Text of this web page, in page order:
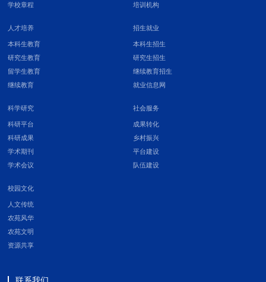
学校章程
培训机构
人才培养
本科生教育
研究生教育
留学生教育
继续教育
招生就业
本科生招生
研究生招生
继续教育招生
就业信息网
科学研究
科研平台
科研成果
学术期刊
学术会议
社会服务
成果转化
乡村振兴
平台建设
队伍建设
校园文化
人文传统
农苑风华
农苑文明
资源共享